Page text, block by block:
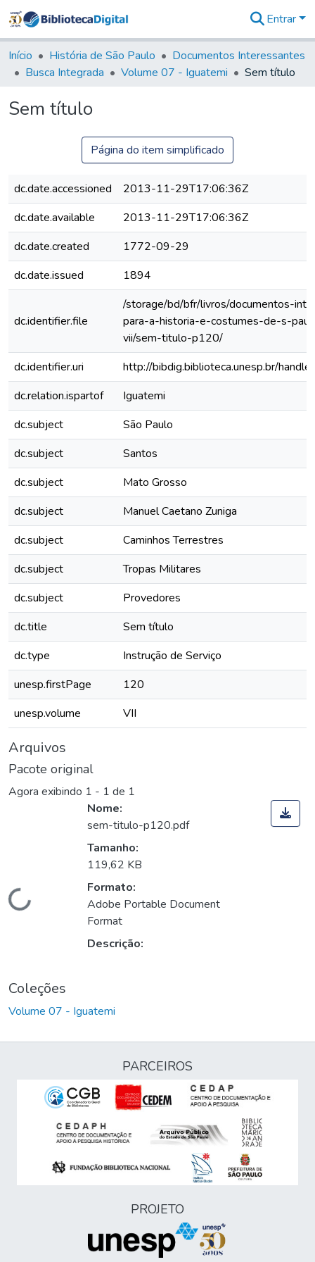
&
Coleções
Tudo na
Entrar
Início História de São Paulo
Documentos Interessantes
Busca Integrada
Volume 07 - Iguatemi Sem título
Sem título
Página do item simplificado
dc.date.accessioned
2013-11-29T17:06:36Z
dc.date.available
2013-11-29T17:06:36Z
dc.date.created
1772-09-29
dc.date.issued
1894
dc.identifier.file
/storage/bd/bfr/livros/documentos-
para-a-historia-e-costumes-de-s-
vii/sem-titulo-p120/
dc.identifier.uri
http://bibdig.biblioteca.unesp.br/
dc.relation.ispartof
Iguatemi
dc.subject
São Paulo
dc.subject
Santos
dc.subject
Mato Grosso
dc.subject
Manuel Caetano Zuniga
dc.subject
Caminhos Terrestres
dc.subject
Tropas Militares
dc.subject
Provedores
dc.title
Sem título
dc.type
Instrução de Serviço
unesp.firstPage
120
unesp.volume
VII
Arquivos
Pacote original
Agora exibindo 1 - 1 de 1
Carregando...
Nome:
sem-titulo-p120.pdf
Tamanho:
119,62 KB
Formato:
Adobe Portable Document
Format
Descrição:
Coleções
Volume 07 - Iguatemi
PARCEIROS
PROJETO